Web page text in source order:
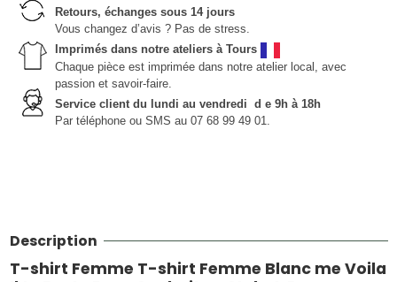
Retours, échanges sous 14 jours
Vous changez d’avis ? Pas de stress.
Imprimés dans notre ateliers à Tours
Chaque pièce est imprimée dans notre atelier local, avec
passion et savoir-faire.
Service client du lundi au vendredi d e 9h à 18h
Par téléphone ou SMS au 07 68 99 49 01.
Description
T-shirt Femme T-shirt Femme Blanc me Voila